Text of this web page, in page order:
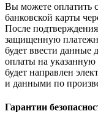
Вы можете оплатить
банковской карты
После
защищенную
будет ввести данные
оплаты на
будет направлен
и данными по
Гарантии